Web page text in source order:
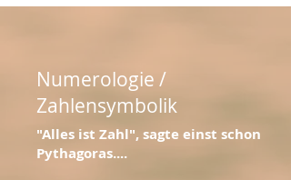
Numerologie /
Zahlensymbolik
"Alles ist Zahl", sagte einst schon
Pythagoras....